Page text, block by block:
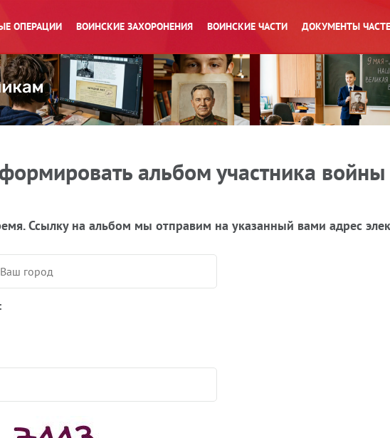
ОПЕРАЦИИ ВОИНСКИЕ ЗАХОРОНЕНИЯ ВОИНСКИЕ ЧАСТИ ДОКУМЕНТЫ
альбом участника войны
Ссылку на альбом мы отправим на указанный вами адрес